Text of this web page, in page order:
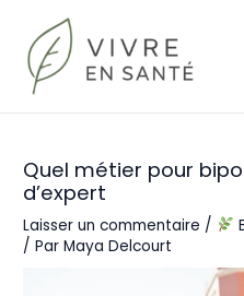
contenu
Quel métier pour
d’expert
Laisser un commentaire /
/ ParMaya Delcourt